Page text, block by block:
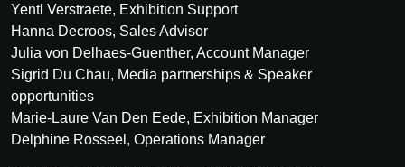
Yentl Verstraete, Exhibition Support
Hanna Decroos, Sales Advisor
Julia von Delhaes-Guenther, Account Manager
Sigrid Du Chau, Media partnerships & Speaker
opportunities
Marie-Laure Van Den Eede, Exhibition Manager
Delphine Rosseel, Operations Manager